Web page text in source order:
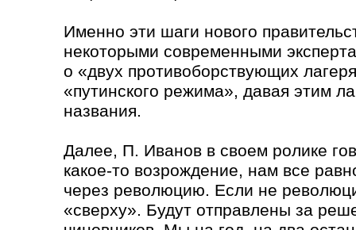
Именно эти шаги нового
некоторыми современными
о «двух противоборствующих
«путинского режима», давая этим
названия.
Далее, П. Иванов в своем ролике
какое-то возрождение, нам все
через революцию. Если не
«сверху». Будут отправлены за